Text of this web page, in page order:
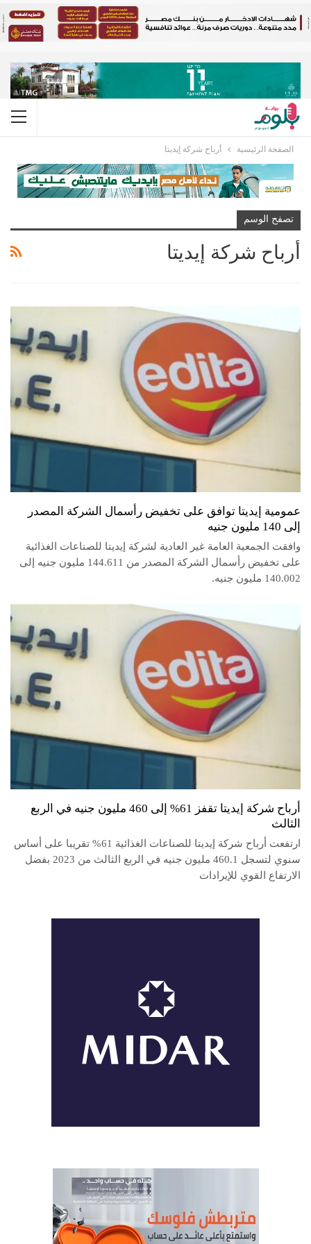
الصفحة الرئيسية أرباح شركة إيديتا
تصفح الوسم
أرباح شركة إيديتا
عمومية إيديتا توافق على تخفيض رأسمال الشركة المصدر
إلى 140 مليون جنيه
وافقت الجمعية العامة غير العادية لشركة إيديتا للصناعات الغذائية
على تخفيض رأسمال الشركة المصدر من 144.611 مليون جنيه إلى
140.002 مليون جنيه.
أرباح شركة إيديتا تقفز 61% إلى 460 مليون جنيه في الربع
الثالث
ارتفعت أرباح شركة إيديتا للصناعات الغذائية 61% تقريبا على أساس
سنوي لتسجل 460.1 مليون جنيه في الربع الثالث من 2023 بفضل
الارتفاع القوي للإيرادات